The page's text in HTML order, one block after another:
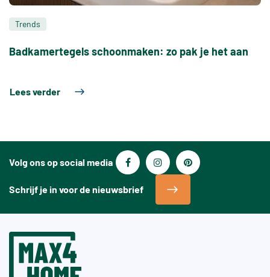
Trends
Badkamertegels schoonmaken: zo pak je het aan
Lees verder
Volg ons op social media
Schrijf je in voor de nieuwsbrief